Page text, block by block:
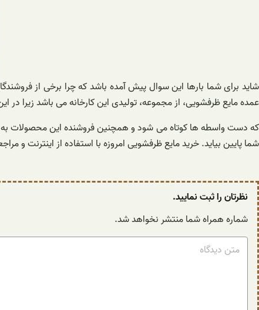
شاید برای شما بارها این سوال پیش آمده باشد که چرا برخی از
عمده مایع ظرفشویی، از مجموعه، تولیدی این کارخانه می باشد
که دست واسطه ها کوتاه می شود و همچنین فروشنده این محصولات
شما پایین بیاید. خرید مایع ظرفشویی امروزه با استفاده از اینترنت و
نظرتان را ثبت نمایید.
شماره همراه شما منتشر نخواهد شد.